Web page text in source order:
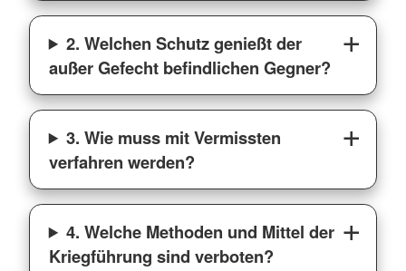
2. Welchen Schutz genießt der
außer Gefecht befindlichen Gegner?
3. Wie muss mit Vermissten
verfahren werden?
4. Welche Methoden und Mittel der
Kriegführung sind verboten?